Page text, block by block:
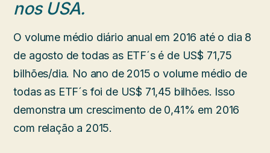
nos USA.
O volume médio diário anual em 2016 até o dia 8
de agosto de todas as ETF´s é de US$ 71,75
bilhões/dia. No ano de 2015 o volume médio de
todas as ETF´s foi de US$ 71,45 bilhões. Isso
demonstra um crescimento de 0,41% em 2016
com relação a 2015.